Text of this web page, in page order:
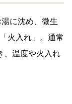
に沈め、微生
火入れ」。通常
、温度や火入れ